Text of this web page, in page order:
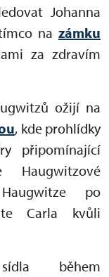
Johanna
na zámku
za zdravím
ožijí na
, kde prohlídky
připomínající
Haugwitzové
po
Carla kvůli
během